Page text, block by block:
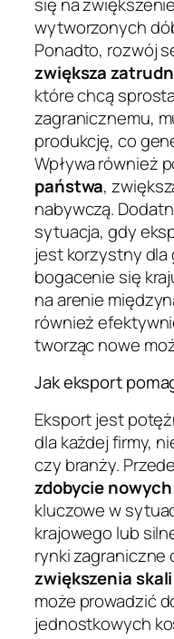
wytworzonych
Ponadto, rozwój
zwiększa
które chcą
zagranicznemu,
produkcję, co
Wpływa również
państwa,
nabywczą.
sytuacja, gdy
jest korzystny dla
bogacenie się
na arenie
również
tworząc nowe
Jak eksport
Eksport jest
dla każdej firmy,
czy branży.
zdobycie
kluczowe w
krajowego lub
rynki zagraniczne
zwiększenia
może prowadzić
jednostkowych